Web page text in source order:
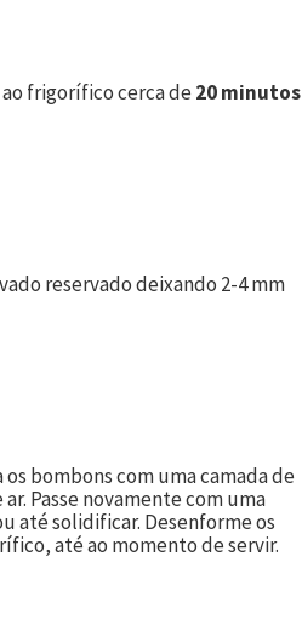
frigorífico cerca de20 minutos
reservado deixando 2-4 mm
os bombons com uma camada de
Passe novamente com uma
até solidificar. Desenforme os
até ao momento de servir.